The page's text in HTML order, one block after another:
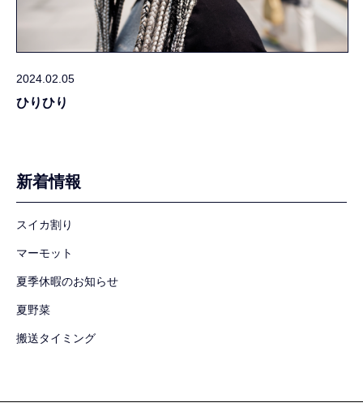
2024.02.05
ひりひり
新着情報
スイカ割り
マーモット
夏季休暇のお知らせ
夏野菜
搬送タイミング